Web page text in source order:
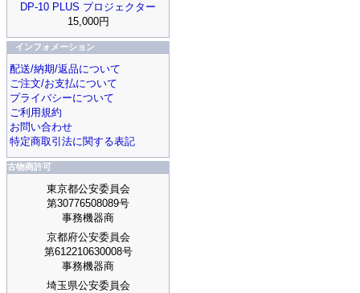
DP-10 PLUS プロジェクター
15,000円
インフォメーション
配送/納期/返品について
ご注文/お支払について
プライバシーについて
ご利用規約
お問い合わせ
特定商取引法に関する表記
古物商許可
東京都公安委員会
第30776508089号
事務機器商
京都府公安委員会
第612210630008号
事務機器商
埼玉県公安委員会